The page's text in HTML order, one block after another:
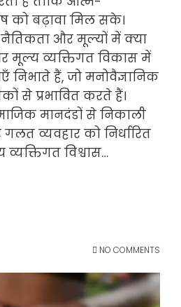
को बढ़ावा मिल सके।
और मूल्यों में क्या
मूल्य व्यक्तिगत विकास में
हैं, जो मनोवैज्ञानिक
से प्रभावित करते हैं।
मानदंडों से निकाली
व्यवहार को निर्धारित
विश्वास…
NO COMMENTS